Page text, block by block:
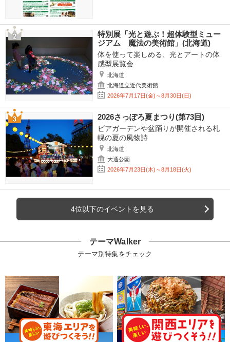
特別展「光と遊ぶ！超体験型ミュー
ジアム 魔法の美術館」(北海道)
体を使って楽しめる、光とアートの体
感型展覧会
北海道
北海道立近代美術館
2026年7月17日(金)～8月30日(日)
2026さっぽろ夏まつり(第73回)
ビアガーデンや盆踊りが開催される札
幌の夏の風物詩
北海道
大通公園
2026年7月23日(木)～8月18日(火)
4位以下のイベントを見る
テーマWalker
テーマ別特集をチェック